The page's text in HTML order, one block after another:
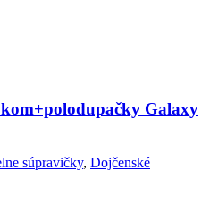
Galaxy
súpravičky, Dojčenské